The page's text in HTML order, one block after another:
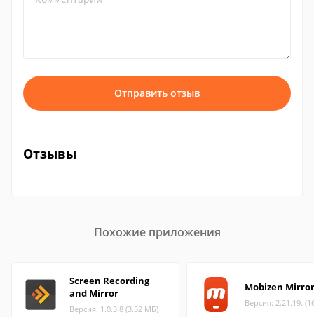
Отправить отзыв
Отзывы
Похожие приложения
Screen Recording
and Mirror
Версия: 1.0.3.8 (3.52 МБ)
Mobizen
Версия: 2.21.19.